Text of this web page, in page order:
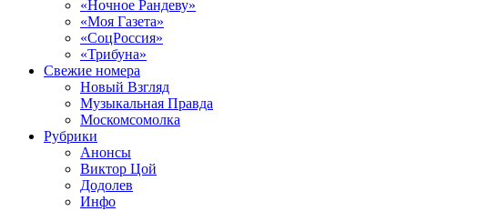
«Ночное Рандеву»
«Моя Газета»
«СоцРоссия»
«Трибуна»
Свежие номера
Новый Взгляд
Музыкальная Правда
Москомсомолка
Рубрики
Анонсы
Виктор Цой
Додолев
Инфо